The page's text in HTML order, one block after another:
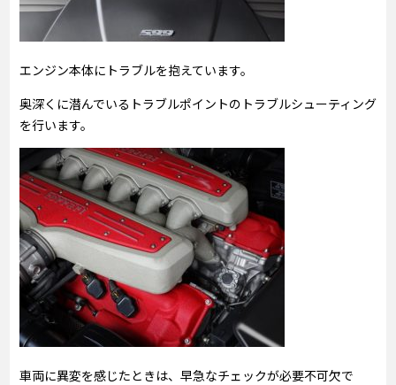
エンジン本体にトラブルを抱えています。
奥深くに潜んでいるトラブルポイントのトラブルシューティング
を行います。
車両に異変を感じたときは、早急なチェックが必要不可欠で